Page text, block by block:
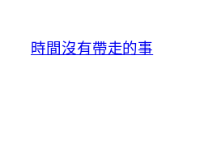
時間沒有帶走的事